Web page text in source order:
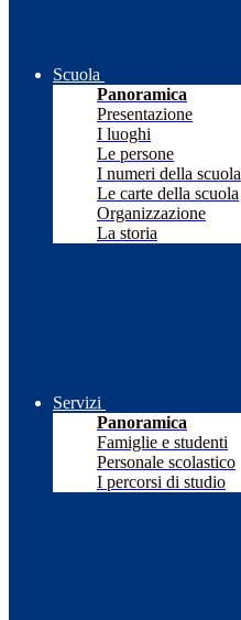
Scuola
Panoramica
Presentazione
I luoghi
Le persone
I numeri della scuola
Le carte della scuola
Organizzazione
La storia
Servizi
Panoramica
Famiglie e studenti
Personale scolastico
I percorsi di studio